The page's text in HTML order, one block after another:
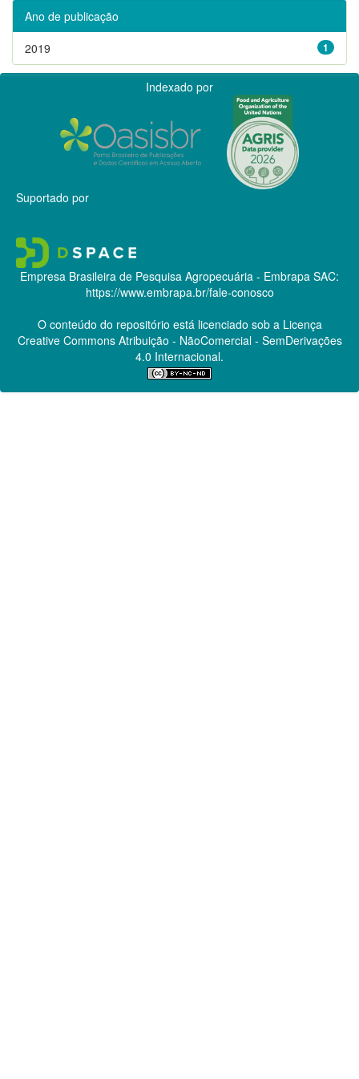
Ano de publicação
1
2019
Indexado por
Suportado por
Empresa Brasileira de Pesquisa Agropecuária - Embrapa SAC:
https://www.embrapa.br/fale-conosco
O conteúdo do repositório está licenciado sob a Licença
Creative CommonsAtribuição - NãoComercial - SemDerivações
4.0 Internacional.